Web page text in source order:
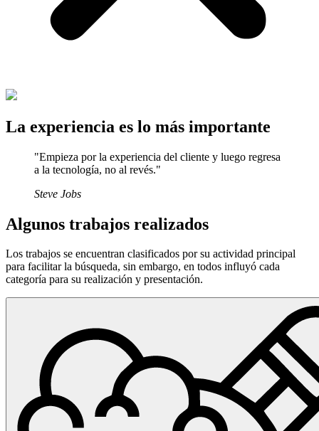
La experiencia es lo más importante
"Empieza por la experiencia del cliente y luego regresa
a la tecnología, no al revés."
Steve Jobs
Algunos trabajos realizados
Los trabajos se encuentran clasificados por su actividad principal
para facilitar la búsqueda, sin embargo, en todos influyó cada
categoría para su realización y presentación.